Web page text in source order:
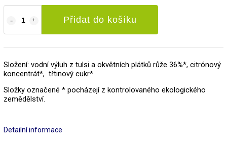
Přidat do košíku
Složení: vodní výluh z tulsi a okvětních plátků růže 36%*, citrónový
koncentrát*, třtinový cukr*
Složky označené * pocházejí z kontrolovaného ekologického
zemědělství.
Detailní informace